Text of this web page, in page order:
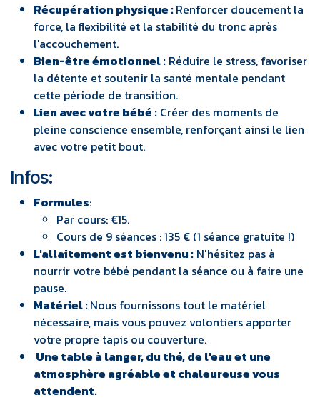
Récupération physique :Renforcer doucement la
force, la flexibilité et la stabilité du tronc après
l'accouchement. ​
Bien-être émotionnel : Réduire le stress, favoriser
la détente et soutenir la santé mentale pendant
cette période de transition.​
Lien avec votre bébé : Créer des moments de
pleine conscience ensemble, renforçant ainsi le lien
avec votre petit bout. ​
Infos:
Formules:
Par cours: €15.
Cours de 9 séances : 135 € (1 séance gratuite !)
L'allaitement est bienvenu : N'hésitez pas à
nourrir votre bébé pendant la séance ou à faire une
pause.​
Matériel :Nous fournissons tout le matériel
nécessaire, mais vous pouvez volontiers apporter
votre propre tapis ou couverture.
Une table à langer, du thé, de l'eau et une
atmosphère agréable et chaleureuse vous
attendent.